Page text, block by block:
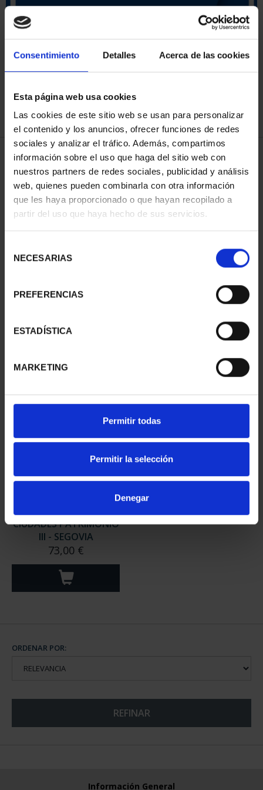
Consentimiento Detalles Acerca de las cookies
Esta página web usa cookies
Las cookies de este sitio web se usan para personalizar
el contenido y los anuncios, ofrecer funciones de redes
sociales y analizar el tráfico. Además, compartimos
información sobre el uso que haga del sitio web con
nuestros partners de redes sociales, publicidad y análisis
web, quienes pueden combinarla con otra información
que les haya proporcionado o que hayan recopilado a
partir del uso que haya hecho de sus servicios.
NECESARIAS
PREFERENCIAS
ESTADÍSTICA
MARKETING
Permitir todas
Permitir la selección
Denegar
ORDENAR POR:
3 Productos encontrados
- ÁVILA
73,00 €
II - SALAMANCA
CIUDADES PATRIMONIO
III - SEGOVIA
73,00 €
ORDENAR POR:
REFINAR
Información General